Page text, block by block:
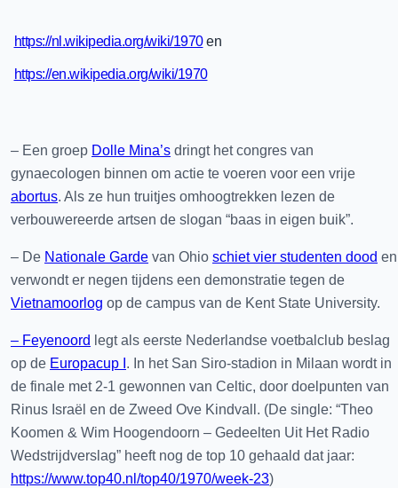
https://nl.wikipedia.org/wiki/1970en
https://en.wikipedia.org/wiki/1970
– Een groep Dolle Mina’s dringt het congres van
gynaecologen binnen om actie te voeren voor een vrije
abortus. Als ze hun truitjes omhoogtrekken lezen de
verbouwereerde artsen de slogan “baas in eigen buik”.
– De Nationale Garde van Ohio schiet vier studenten dood en
verwondt er negen tijdens een demonstratie tegen de
Vietnamoorlog op de campus van de Kent State University.
– Feyenoord legt als eerste Nederlandse voetbalclub beslag
op de Europacup I . In het San Siro-stadion in Milaan wordt in
de finale met 2-1 gewonnen van Celtic, door doelpunten van
Rinus Israël en de Zweed Ove Kindvall. (De single: “Theo
Koomen & Wim Hoogendoorn – Gedeelten Uit Het Radio
Wedstrijdverslag” heeft nog de top 10 gehaald dat jaar:
https://www.top40.nl/top40/1970/week-23)